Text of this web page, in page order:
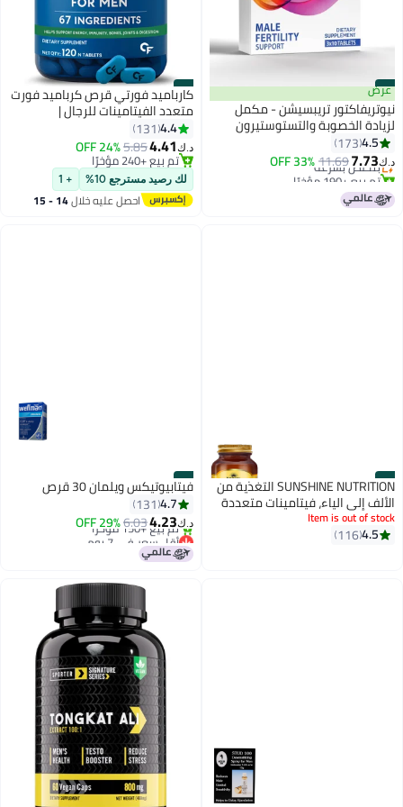
#1
عرض
نيوتريفاكتور تريبسيشن - مكمل
لزيادة الخصوبة والتستوستيرون
للرجال - 20 عنصرًا غذائيًا أساسيًا مع
جذور الماكا، وال-كارنيتين، والزنك،
والسيلينيوم - 30 قرصًا
4.5
173
د.ك‏7.73
11.69
33% OFFبتخلّص بسرعة
تم بيع +190 مؤخرًا
بتخلّص بسرعة
#2
كارباميد فورتي قرص كرباميد فورت
متعدد الفيتامينات للرجال |
فيتامينات متعددة للرجال مع
البروبيوتيك للمناعة والطاقة |
فيتامينات متعددة للرجال بخلاصة
الجينسينج | فيتامينات متعددة
للرجال مع الزنك والفيتامينات
4.4
131
د.ك‏4.41
5.85
24% OFF
تم بيع +240 مؤخرًا
تم بيع +240 مؤخرًا
لك رصيد مسترجع 10% + 1
احصل عليه خلال 14 - 15
#3 SUNSHINE NUTRITION التغذية من
الألف إلى الياء، فيتامينات متعددة
للرجال، 100 قرص
Item is out of stock
4.5
116
#4
فيتابيوتيكس ويلمان 30 قرص
4.7
131
د.ك‏4.23
6.03
29% OFF
أقل سعر في 7 يوم
بتخلّص بسرعة
تم بيع +150 مؤخرًا
أقل سعر في 7 يوم